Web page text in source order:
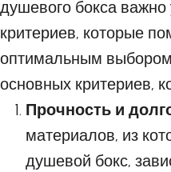
душевого бокса важно
критериев, которые
оптимальным
основных критериев,
Прочность и
материалов, из
душевой бокс,